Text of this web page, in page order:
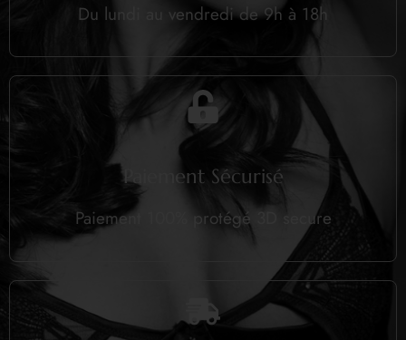
Du lundi au vendredi de 9h à 18h
Paiement Sécurisé
Paiement 100% protégé 3D secure